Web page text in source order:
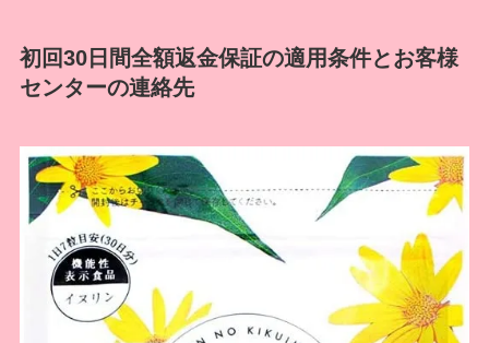
初回30日間全額返金保証の適用条件とお客様
センターの連絡先